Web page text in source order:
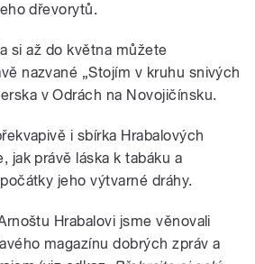
dřevorytů.
si až do května můžete
nazvané „Stojím v kruhu snivých
v Odrách na Novojičínsku.
i sbírka Hrabalových
jak právě láska k tabáku a
jeho výtvarné dráhy.
Hrabalovi jsme věnovali
magazínu dobrých zpráv a